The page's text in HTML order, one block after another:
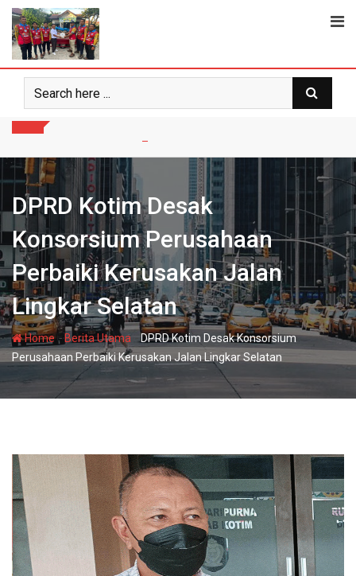
Skip
content
DPRD Kotim Desak
Konsorsium Perusahaan
Perbaiki Kerusakan Jalan
Lingkar Selatan
Home-Berita Utama -DPRD Kotim Desak Konsorsium
Perusahaan Perbaiki Kerusakan Jalan Lingkar Selatan